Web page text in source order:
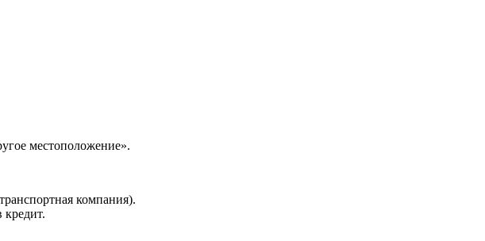
местоположение».
компания).